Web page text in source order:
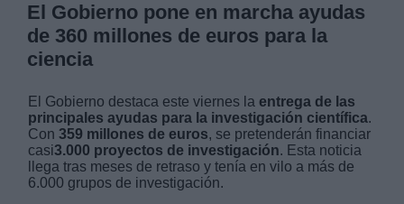
El Gobierno pone en marcha ayudas
de 360 millones de euros para la
ciencia
El Gobierno destaca este viernes la entrega de las
principales ayudas para la investigación científica.
Con359 millones de euros, se pretenderán financiar
casi3.000 proyectos de investigación. Esta noticia
llega tras meses de retraso y tenía en vilo a más de
6.000 grupos de investigación.
Legitimación:
Destinatarios: